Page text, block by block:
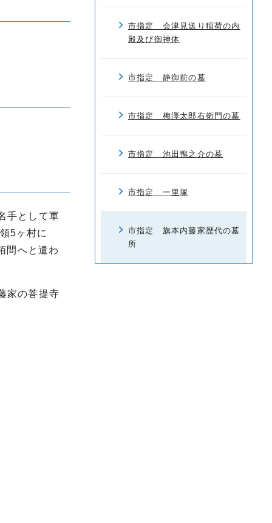
手として軍
5ヶ村に
間へと遣わ
家の菩提寺
市指定 会津見送り稲荷の内
殿及び御神体
市指定 静御前の墓
市指定 梅澤太郎右衛門の墓
市指定 池田鴨之介の墓
市指定 一里塚
市指定 旗本内藤家歴代の墓
所